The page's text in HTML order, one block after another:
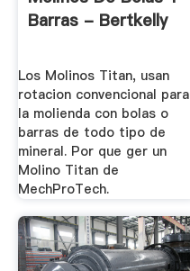
Barras - Bertkelly
Los Molinos Titan, usan
rotacion convencional para
la molienda con bolas o
barras de todo tipo de
mineral. Por que ger un
Molino Titan de
MechProTech.